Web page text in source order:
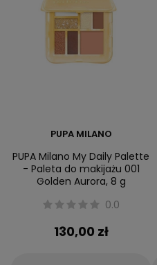
PUPA MILANO
PUPA Milano My Daily Palette
- Paleta do makijażu 001
Golden Aurora, 8 g
0.0
130,00 zł